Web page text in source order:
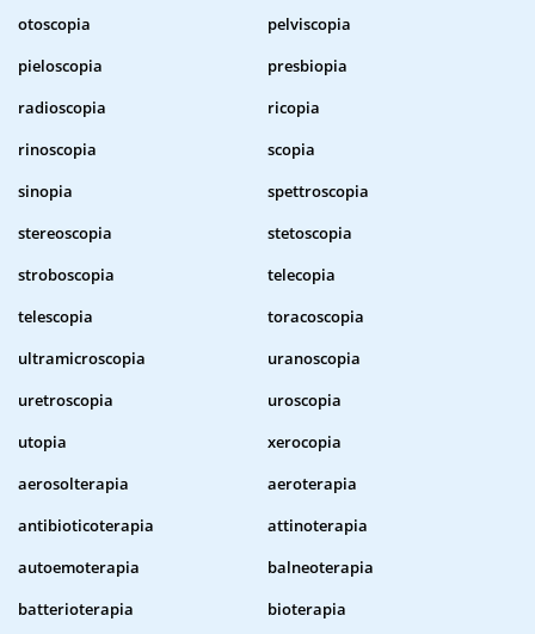
otoscopia
pelviscopia
pieloscopia
presbiopia
radioscopia
ricopia
rinoscopia
scopia
sinopia
spettroscopia
stereoscopia
stetoscopia
stroboscopia
telecopia
telescopia
toracoscopia
ultramicroscopia
uranoscopia
uretroscopia
uroscopia
utopia
xerocopia
aerosolterapia
aeroterapia
antibioticoterapia
attinoterapia
autoemoterapia
balneoterapia
batterioterapia
bioterapia